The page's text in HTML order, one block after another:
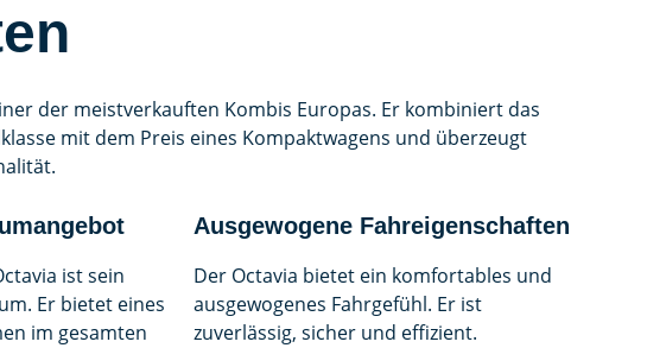
der meistverkauften Kombis Europas. Er kombiniert das
mit dem Preis eines Kompaktwagens und überzeugt
ist sein
Er bietet eines
im gesamten
Ausgewogene Fahreigenschaften
Der Octavia bietet ein komfortables und
ausgewogenes Fahrgefühl. Er ist
zuverlässig, sicher und effizient.